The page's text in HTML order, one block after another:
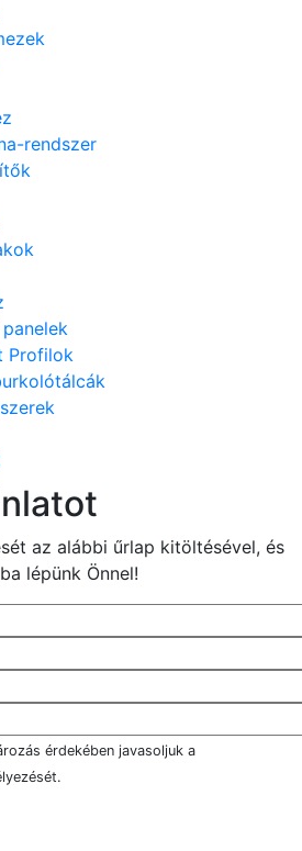
rendszer
Profilok
az alábbi űrlap kitöltésével, és
lépünk Önnel!
érdekében javasoljuk a